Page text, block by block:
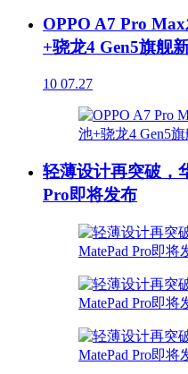
OPPO A7 Pro
+骁龙4 Gen5旗舰
10 07.27
轻薄设计再突破，
Pro即将发布